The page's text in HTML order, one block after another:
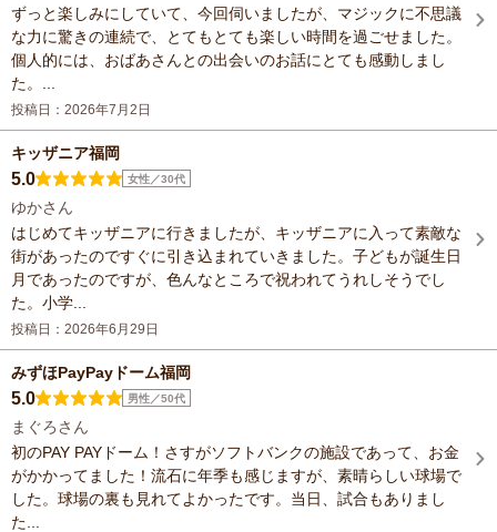
ずっと楽しみにしていて、今回伺いましたが、マジックに不思議
な力に驚きの連続で、とてもとても楽しい時間を過ごせました。
個人的には、おばあさんとの出会いのお話にとても感動しまし
た。...
投稿日：2026年7月2日
キッザニア福岡
5.0 女性／30代
ゆかさん
はじめてキッザニアに行きましたが、キッザニアに入って素敵な
街があったのですぐに引き込まれていきました。子どもが誕生日
月であったのですが、色んなところで祝われてうれしそうでし
た。小学...
投稿日：2026年6月29日
みずほPayPayドーム福岡
5.0 男性／50代
まぐろさん
初のPAY PAYドーム！さすがソフトバンクの施設であって、お金
がかかってました！流石に年季も感じますが、素晴らしい球場で
した。球場の裏も見れてよかったです。当日、試合もありまし
た...